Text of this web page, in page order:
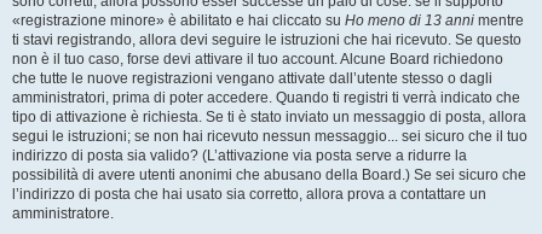
«registrazione minore» è abilitato e hai cliccato su Ho meno di 13 anni mentre
ti stavi registrando, allora devi seguire le istruzioni che hai ricevuto. Se questo
non è il tuo caso, forse devi attivare il tuo account. Alcune Board richiedono
che tutte le nuove registrazioni vengano attivate dall’utente stesso o dagli
amministratori, prima di poter accedere. Quando ti registri ti verrà indicato che
tipo di attivazione è richiesta. Se ti è stato inviato un messaggio di posta, allora
segui le istruzioni; se non hai ricevuto nessun messaggio... sei sicuro che il tuo
indirizzo di posta sia valido? (L’attivazione via posta serve a ridurre la
possibilità di avere utenti anonimi che abusano della Board.) Se sei sicuro che
l’indirizzo di posta che hai usato sia corretto, allora prova a contattare un
amministratore.